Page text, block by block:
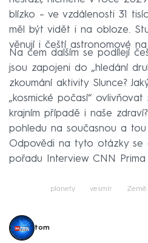
blízko – ve vzdálenosti 31
měl být vidět i na obloze.
věnují i čeští astronomové
Na čem dalším se podílejí
jsou zapojeni do „hledání
zkoumání aktivity Slunce?
„kosmické počasí“
krajním případě i naše
pohledu na současnou a tou
Odpovědi na tyto otázky se
pořadu Interview CNN Prima
planety vesmír Země
tom